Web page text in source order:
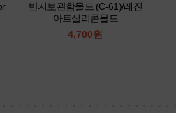
반지보관함몰드 (C-61)/레진
아트실리콘몰드
4,700원